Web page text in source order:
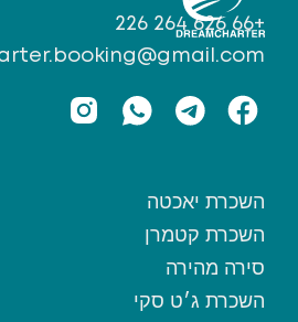
השכרת יאכטה
השכרת קטמרן
סירה מהירה
השכרת ג׳ט סקי
+66 626 264 226